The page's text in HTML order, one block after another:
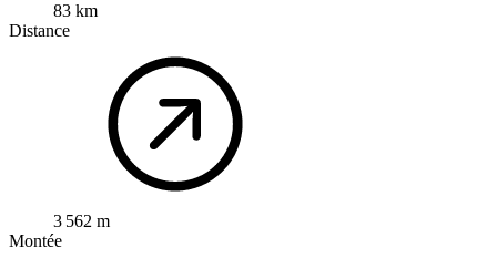
83 km
Distance
3 562 m
Montée